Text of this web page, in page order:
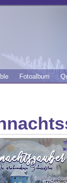
Fotoalbum